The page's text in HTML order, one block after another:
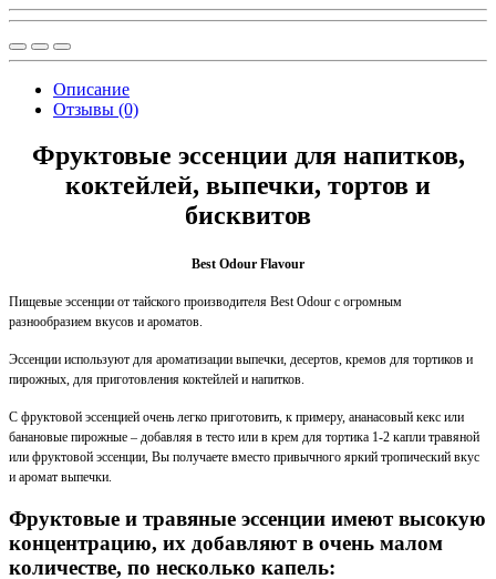
Описание
Отзывы (0)
Фруктовые эссенции для напитков,
коктейлей, выпечки, тортов и
бисквитов
Best Odour Flavour
Пищевые эссенции от тайского производителя Best Odour с огромным
разнообразием вкусов и ароматов.
Эссенции используют для ароматизации выпечки, десертов, кремов для тортиков и
пирожных, для приготовления коктейлей и напитков.
С фруктовой эссенцией очень легко приготовить, к примеру, ананасовый кекс или
банановые пирожные – добавляя в тесто или в крем для тортика 1-2 капли травяной
или фруктовой эссенции, Вы получаете вместо привычного яркий тропический вкус
и аромат выпечки.
Фруктовые и травяные эссенции имеют высокую
концентрацию, их добавляют в очень малом
количестве, по несколько капель: